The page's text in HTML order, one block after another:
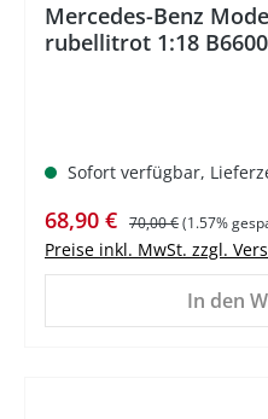
Mercedes-Benz
rubellitrot 1:18
Sofort verfügbar,
Verkaufspreis:
68,90 € Regulärer Preis:
70,00 €(1.57%
Preise inkl. MwSt. zzgl.
In den